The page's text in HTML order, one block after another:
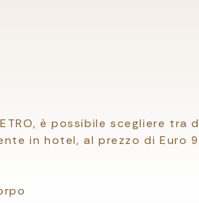
è possibile scegliere tra
in hotel, al prezzo di Euro